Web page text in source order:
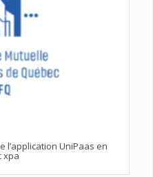
l’application UniPaas en
xpa